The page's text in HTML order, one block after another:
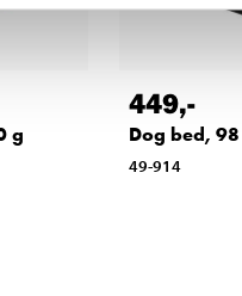
g
449,-
Dog bed,
49-914